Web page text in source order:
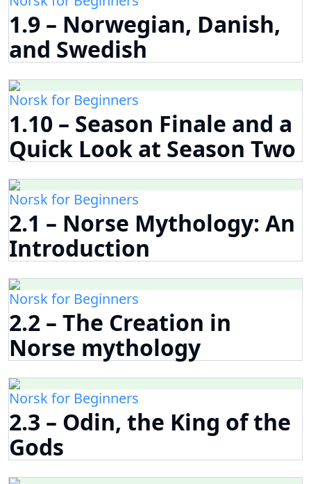
1.9 – Norwegian, Danish,
and Swedish
Norsk for Beginners
1.10 – Season Finale and a
Quick Look at Season Two
Norsk for Beginners
2.1 – Norse Mythology: An
Introduction
Norsk for Beginners
2.2 – The Creation in
Norse mythology
Norsk for Beginners
2.3 – Odin, the King of the
Gods